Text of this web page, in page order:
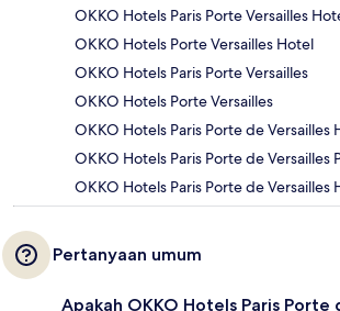
OKKO Hotels Paris Porte Versailles
OKKO Hotels Porte Versailles Hotel
OKKO Hotels Paris Porte Versailles
OKKO Hotels Porte Versailles
OKKO Hotels Paris Porte de Versailles
OKKO Hotels Paris Porte de Versailles
OKKO Hotels Paris Porte de Versailles
Pertanyaan umum
Apakah OKKO Hotels Paris Porte